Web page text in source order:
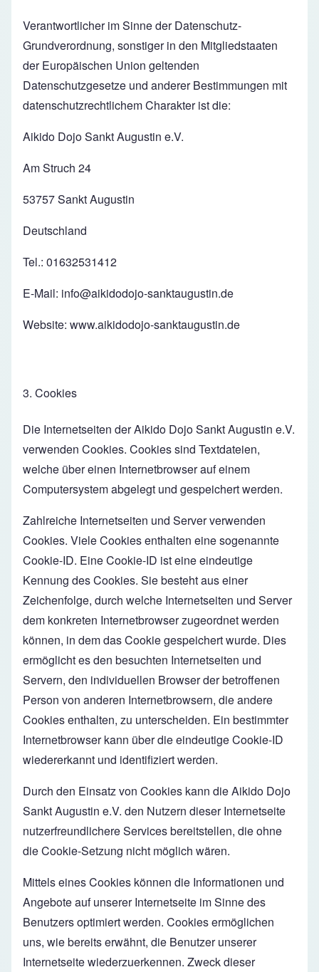
Verantwortlicher im Sinne der Datenschutz-
Grundverordnung, sonstiger in den Mitgliedstaaten
der Europäischen Union geltenden
Datenschutzgesetze und anderer Bestimmungen mit
datenschutzrechtlichem Charakter ist die:
Aikido Dojo Sankt Augustin e.V.
Am Struch 24
53757 Sankt Augustin
Deutschland
Tel.: 01632531412
E-Mail: info@aikidodojo-sanktaugustin.de
Website: www.aikidodojo-sanktaugustin.de
3. Cookies
Die Internetseiten der Aikido Dojo Sankt Augustin e.V.
verwenden Cookies. Cookies sind Textdateien,
welche über einen Internetbrowser auf einem
Computersystem abgelegt und gespeichert werden.
Zahlreiche Internetseiten und Server verwenden
Cookies. Viele Cookies enthalten eine sogenannte
Cookie-ID. Eine Cookie-ID ist eine eindeutige
Kennung des Cookies. Sie besteht aus einer
Zeichenfolge, durch welche Internetseiten und Server
dem konkreten Internetbrowser zugeordnet werden
können, in dem das Cookie gespeichert wurde. Dies
ermöglicht es den besuchten Internetseiten und
Servern, den individuellen Browser der betroffenen
Person von anderen Internetbrowsern, die andere
Cookies enthalten, zu unterscheiden. Ein bestimmter
Internetbrowser kann über die eindeutige Cookie-ID
wiedererkannt und identifiziert werden.
Durch den Einsatz von Cookies kann die Aikido Dojo
Sankt Augustin e.V. den Nutzern dieser Internetseite
nutzerfreundlichere Services bereitstellen, die ohne
die Cookie-Setzung nicht möglich wären.
Mittels eines Cookies können die Informationen und
Angebote auf unserer Internetseite im Sinne des
Benutzers optimiert werden. Cookies ermöglichen
uns, wie bereits erwähnt, die Benutzer unserer
Internetseite wiederzuerkennen. Zweck dieser